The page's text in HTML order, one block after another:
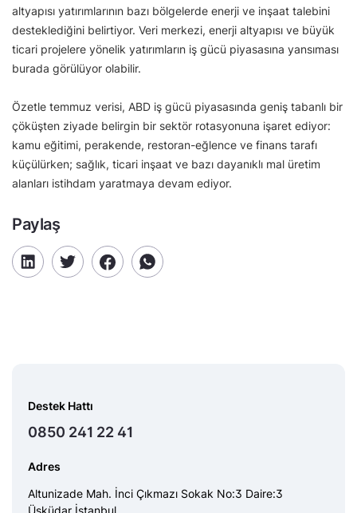
altyapısı yatırımlarının bazı bölgelerde enerji ve inşaat talebini
desteklediğini belirtiyor. Veri merkezi, enerji altyapısı ve büyük
ticari projelere yönelik yatırımların iş gücü piyasasına yansıması
burada görülüyor olabilir.
Özetle temmuz verisi, ABD iş gücü piyasasında geniş tabanlı bir
çöküşten ziyade belirgin bir sektör rotasyonuna işaret ediyor:
kamu eğitimi, perakende, restoran-eğlence ve finans tarafı
küçülürken; sağlık, ticari inşaat ve bazı dayanıklı mal üretim
alanları istihdam yaratmaya devam ediyor.
Paylaş
Destek Hattı
0850 241 22 41
Adres
Altunizade Mah. İnci Çıkmazı Sokak No:3 Daire:3